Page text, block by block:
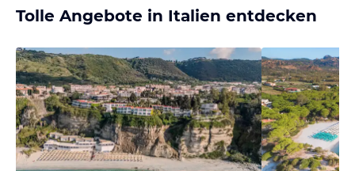
Tolle Angebote in Italien entdecken